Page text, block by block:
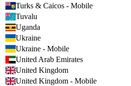
Turks & Caicos - Mobile
Tuvalu
Uganda
Ukraine
Ukraine - Mobile
United Arab Emirates
United Kingdom
United Kingdom - Mobile